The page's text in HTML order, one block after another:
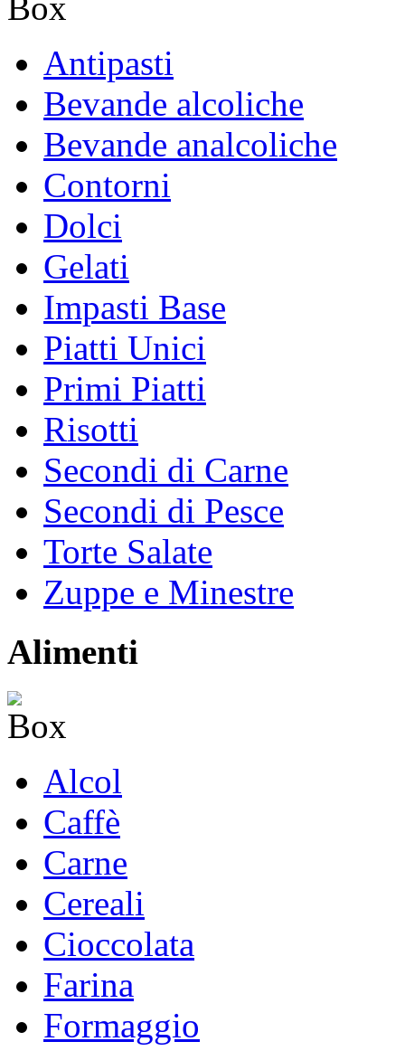
Antipasti
Bevande alcoliche
Bevande analcoliche
Contorni
Dolci
Gelati
Impasti Base
Piatti Unici
Primi Piatti
Risotti
Secondi di Carne
Secondi di Pesce
Torte Salate
Zuppe e Minestre
Alimenti
Alcol
Caffè
Carne
Cereali
Cioccolata
Farina
Formaggio